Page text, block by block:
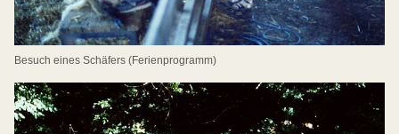
Besuch eines Schäfers (Ferienprogramm)